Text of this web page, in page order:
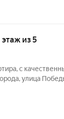
этаж из 5
с
улица
остается